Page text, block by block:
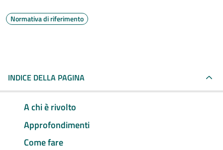
Normativa di riferimento
INDICE DELLA PAGINA
A chi è rivolto
Approfondimenti
Come fare